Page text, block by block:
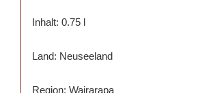
Inhalt: 0.75 l
Land: Neuseeland
Region: Wairarapa